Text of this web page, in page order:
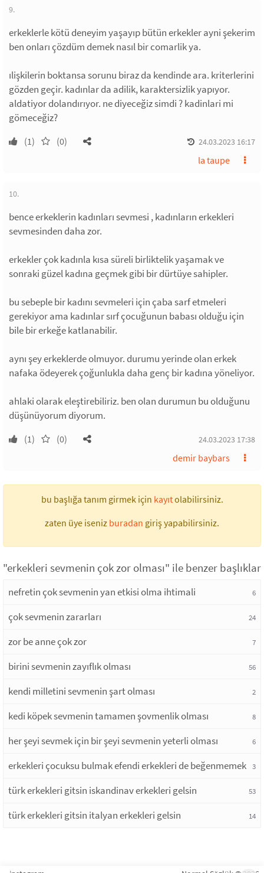
9.
erkeklerle kötü deneyim yaşayıp bütün erkekler ayni şekerim
ben onları çözdüm demek nasıl bir comarlik ya.
ılişkilerin boktansa sorunu biraz da kendinde ara. kriterlerini
gözden geçir. kadınlar da adilik, karaktersizlik yapıyor.
aldatiyor dolandırıyor. ne diyeceğiz simdi ? kadinlari mi
gömeceğiz?
(1) (0) 24.03.2023 16:17
la taupe
10.
bence erkeklerin kadınları sevmesi , kadınların erkekleri
sevmesinden daha zor.
erkekler çok kadınla kısa süreli birliktelik yaşamak ve
sonraki güzel kadına geçmek gibi bir dürtüye sahipler.
bu sebeple bir kadını sevmeleri için çaba sarf etmeleri
gerekiyor ama kadınlar sırf çocuğunun babası olduğu için
bile bir erkeğe katlanabilir.
aynı şey erkeklerde olmuyor. durumu yerinde olan erkek
nafaka ödeyerek çoğunlukla daha genç bir kadına yöneliyor.
ahlaki olarak eleştirebiliriz. ben olan durumun bu olduğunu
düşünüyorum diyorum.
(1) (0) 24.03.2023 17:38
demir baybars
bu başlığa tanım girmek için kayıtolabilirsiniz.
zaten üye iseniz buradan giriş yapabilirsiniz.
"erkekleri sevmenin çok zor olması" ile benzer başlıklar
nefretin çok sevmenin yan etkisi olma ihtimali 6
çok sevmenin zararları 24
zor be anne çok zor 7
birini sevmenin zayıflık olması 56
kendi milletini sevmenin şart olması 2
kedi köpek sevmenin tamamen şovmenlik olması 8
her şeyi sevmek için bir şeyi sevmenin yeterli olması 6
erkekleri çocuksu bulmak efendi erkekleri de beğenmemek 3
türk erkekleri gitsin iskandinav erkekleri gelsin 53
türk erkekleri gitsin italyan erkekleri gelsin 14